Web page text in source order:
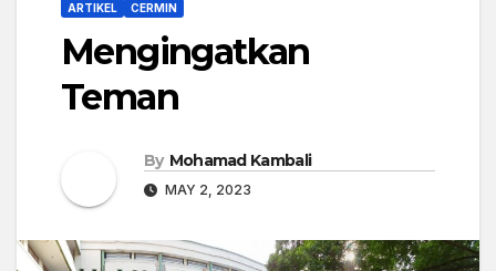
ARTIKEL CERMIN
Mengingatkan
Teman
By Mohamad Kambali
MAY 2, 2023